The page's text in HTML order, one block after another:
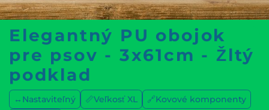
Elegantný PU obojok
pre psov - 3x61cm - Žltý
podklad
↔️Nastaviteľný 📏Veľkosť XL
🔗Kovové komponenty